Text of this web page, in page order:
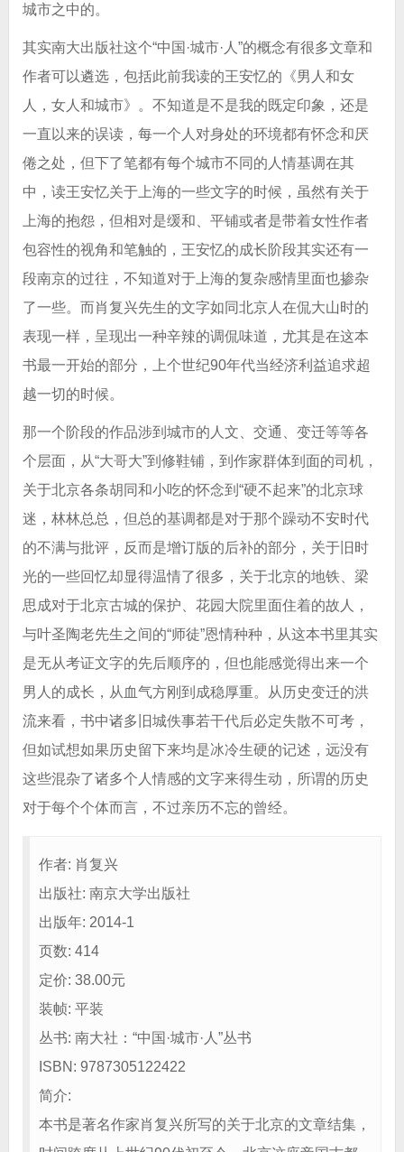
城市之中的。
其实南大出版社这个“中国·城市·人”的概念有很多文章和
作者可以遴选，包括此前我读的王安忆的《男人和女
人，女人和城市》。不知道是不是我的既定印象，还是
一直以来的误读，每一个人对身处的环境都有怀念和厌
倦之处，但下了笔都有每个城市不同的人情基调在其
中，读王安忆关于上海的一些文字的时候，虽然有关于
上海的抱怨，但相对是缓和、平铺或者是带着女性作者
包容性的视角和笔触的，王安忆的成长阶段其实还有一
段南京的过往，不知道对于上海的复杂感情里面也掺杂
了一些。而肖复兴先生的文字如同北京人在侃大山时的
表现一样，呈现出一种辛辣的调侃味道，尤其是在这本
书最一开始的部分，上个世纪90年代当经济利益追求超
越一切的时候。
那一个阶段的作品涉到城市的人文、交通、变迁等等各
个层面，从“大哥大”到修鞋铺，到作家群体到面的司机，
关于北京各条胡同和小吃的怀念到“硬不起来”的北京球
迷，林林总总，但总的基调都是对于那个躁动不安时代
的不满与批评，反而是增订版的后补的部分，关于旧时
光的一些回忆却显得温情了很多，关于北京的地铁、梁
思成对于北京古城的保护、花园大院里面住着的故人，
与叶圣陶老先生之间的“师徒”恩情种种，从这本书里其实
是无从考证文字的先后顺序的，但也能感觉得出来一个
男人的成长，从血气方刚到成稳厚重。从历史变迁的洪
流来看，书中诸多旧城佚事若干代后必定失散不可考，
但如试想如果历史留下来均是冰冷生硬的记述，远没有
这些混杂了诸多个人情感的文字来得生动，所谓的历史
对于每个个体而言，不过亲历不忘的曾经。
作者: 肖复兴
出版社: 南京大学出版社
出版年: 2014-1
页数: 414
定价: 38.00元
装帧: 平装
丛书: 南大社：“中国·城市·人”丛书
ISBN: 9787305122422
简介:
本书是著名作家肖复兴所写的关于北京的文章结集，